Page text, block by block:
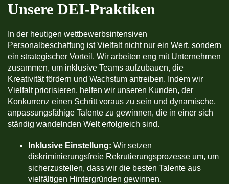
Unsere DEI-Praktiken
In der heutigen wettbewerbsintensiven
Personalbeschaffung ist Vielfalt nicht nur ein Wert, sondern
ein strategischer Vorteil. Wir arbeiten eng mit Unternehmen
zusammen, um inklusive Teams aufzubauen, die
Kreativität fördern und Wachstum antreiben. Indem wir
Vielfalt priorisieren, helfen wir unseren Kunden, der
Konkurrenz einen Schritt voraus zu sein und dynamische,
anpassungsfähige Talente zu gewinnen, die in einer sich
ständig wandelnden Welt erfolgreich sind.
Inklusive Einstellung: Wir setzen
diskriminierungsfreie Rekrutierungsprozesse um, um
sicherzustellen, dass wir die besten Talente aus
vielfältigen Hintergründen gewinnen.